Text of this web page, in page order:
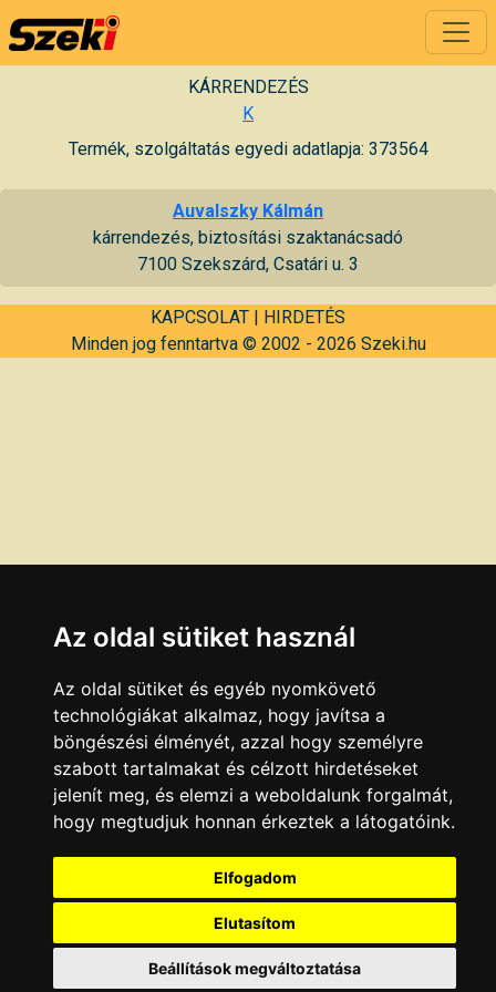
KÁRRENDEZÉS
K
Termék, szolgáltatás egyedi adatlapja: 373564
Auvalszky Kálmán
kárrendezés, biztosítási szaktanácsadó
7100 Szekszárd, Csatári u. 3
KAPCSOLAT | HIRDETÉS
Minden jog fenntartva © 2002 - 2026 Szeki.hu
Az oldal sütiket használ
Az oldal sütiket és egyéb nyomkövető
technológiákat alkalmaz, hogy javítsa a
böngészési élményét, azzal hogy személyre
szabott tartalmakat és célzott hirdetéseket
jelenít meg, és elemzi a weboldalunk forgalmát,
hogy megtudjuk honnan érkeztek a látogatóink.
Elfogadom
Elutasítom
Beállítások megváltoztatása